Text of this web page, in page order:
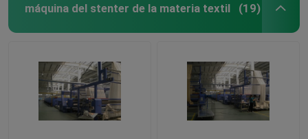
máquina del stenter de la materia textil (19)